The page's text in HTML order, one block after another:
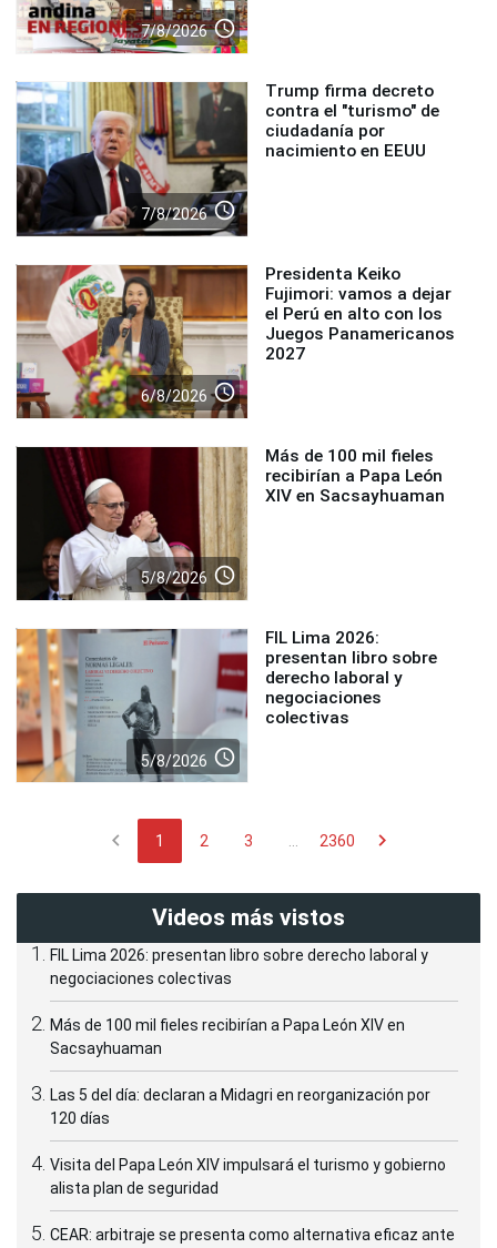
7/8/2026 access_time
7/8/2026 access_time
Trump firma decreto
contra el "turismo" de
ciudadanía por
nacimiento en EEUU
6/8/2026 access_time
Presidenta Keiko
Fujimori: vamos a dejar
el Perú en alto con los
Juegos Panamericanos
2027
5/8/2026 access_time
Más de 100 mil fieles
recibirían a Papa León
XIV en Sacsayhuaman
5/8/2026 access_time
FIL Lima 2026:
presentan libro sobre
derecho laboral y
negociaciones
colectivas
chevron_left 1 2 3 ... 2360 chevron_right
Videos más vistos
FIL Lima 2026: presentan libro sobre derecho laboral y
negociaciones colectivas
Más de 100 mil fieles recibirían a Papa León XIV en
Sacsayhuaman
Las 5 del día: declaran a Midagri en reorganización por
120 días
Visita del Papa León XIV impulsará el turismo y gobierno
alista plan de seguridad
CEAR: arbitraje se presenta como alternativa eficaz ante